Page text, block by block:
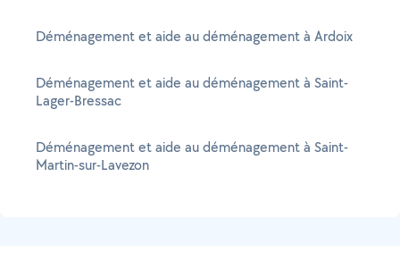
Déménagement et aide au déménagement à Ardoix
Déménagement et aide au déménagement à Saint-
Lager-Bressac
Déménagement et aide au déménagement à Saint-
Martin-sur-Lavezon